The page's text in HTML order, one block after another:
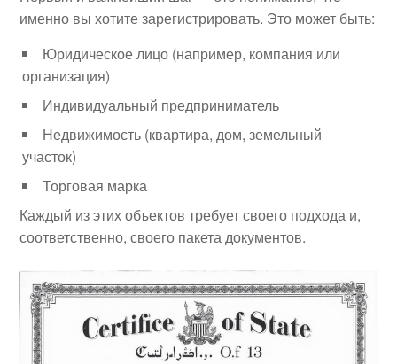
именно вы хотите зарегистрировать. Это может быть:
Юридическое лицо (например, компания или
организация)
Индивидуальный предприниматель
Недвижимость (квартира, дом, земельный
участок)
Торговая марка
Каждый из этих объектов требует своего подхода и,
соответственно, своего пакета документов.